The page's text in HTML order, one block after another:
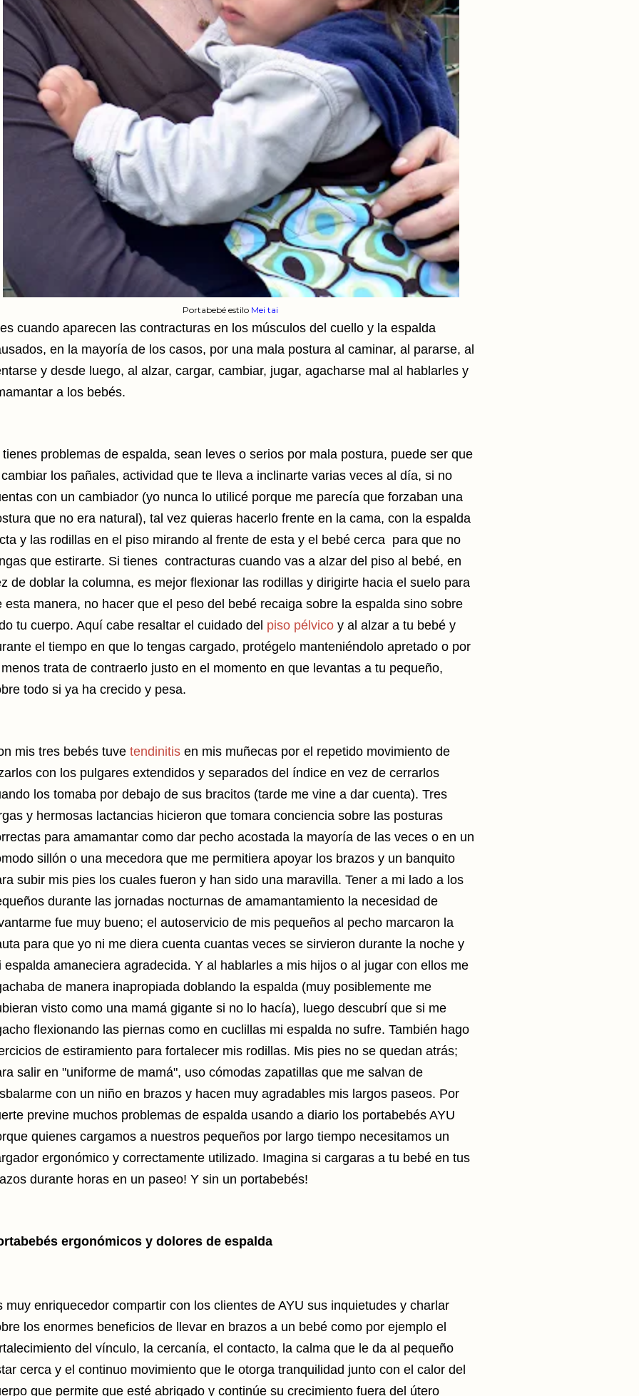
Portabebé estilo Mei tai
cuando aparecen las contracturas en los músculos del cuello y la espalda
en la mayoría de los casos, por una mala postura al caminar, al pararse, al
y desde luego, al alzar, cargar, cambiar, jugar, agacharse mal al hablarles y
a los bebés.
tienes problemas de espalda, sean leves o serios por mala postura, puede ser que
los pañales, actividad que te lleva a inclinarte varias veces al día, si no
con un cambiador (yo nunca lo utilicé porque me parecía que forzaban una
que no era natural), tal vez quieras hacerlo frente en la cama, con la espalda
y las rodillas en el piso mirando al frente de esta y el bebé cerca para que no
que estirarte. Si tienes contracturas cuando vas a alzar del piso al bebé, en
de doblar la columna, es mejor flexionar las rodillas y dirigirte hacia el suelo para
esta manera, no hacer que el peso del bebé recaiga sobre la espalda sino sobre
tu cuerpo. Aquí cabe resaltar el cuidado del piso pélvico y al alzar a tu bebé y
el tiempo en que lo tengas cargado, protégelo manteniéndolo apretado o por
trata de contraerlo justo en el momento en que levantas a tu pequeño,
todo si ya ha crecido y pesa.
mis tres bebés tuve tendinitis en mis muñecas por el repetido movimiento de
con los pulgares extendidos y separados del índice en vez de cerrarlos
los tomaba por debajo de sus bracitos (tarde me vine a dar cuenta). Tres
y hermosas lactancias hicieron que tomara conciencia sobre las posturas
para amamantar como dar pecho acostada la mayoría de las veces o en un
sillón o una mecedora que me permitiera apoyar los brazos y un banquito
subir mis pies los cuales fueron y han sido una maravilla. Tener a mi lado a los
durante las jornadas nocturnas de amamantamiento la necesidad de
fue muy bueno; el autoservicio de mis pequeños al pecho marcaron la
para que yo ni me diera cuenta cuantas veces se sirvieron durante la noche y
espalda amaneciera agradecida. Y al hablarles a mis hijos o al jugar con ellos me
de manera inapropiada doblando la espalda (muy posiblemente me
visto como una mamá gigante si no lo hacía), luego descubrí que si me
flexionando las piernas como en cuclillas mi espalda no sufre. También hago
de estiramiento para fortalecer mis rodillas. Mis pies no se quedan atrás;
salir en "uniforme de mamá", uso cómodas zapatillas que me salvan de
con un niño en brazos y hacen muy agradables mis largos paseos. Por
previne muchos problemas de espalda usando a diario los portabebés AYU
quienes cargamos a nuestros pequeños por largo tiempo necesitamos un
ergonómico y correctamente utilizado. Imagina si cargaras a tu bebé en tus
durante horas en un paseo! Y sin un portabebés!
ergonómicos y dolores de espalda
muy enriquecedor compartir con los clientes de AYU sus inquietudes y charlar
los enormes beneficios de llevar en brazos a un bebé como por ejemplo el
del vínculo, la cercanía, el contacto, la calma que le da al pequeño
cerca y el continuo movimiento que le otorga tranquilidad junto con el calor del
que permite que esté abrigado y continúe su crecimiento fuera del útero